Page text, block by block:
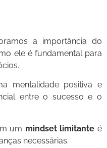
a importância do
ele é fundamental para
mentalidade positiva e
entre o sucesso e o
um mindset limitante é
necessárias.